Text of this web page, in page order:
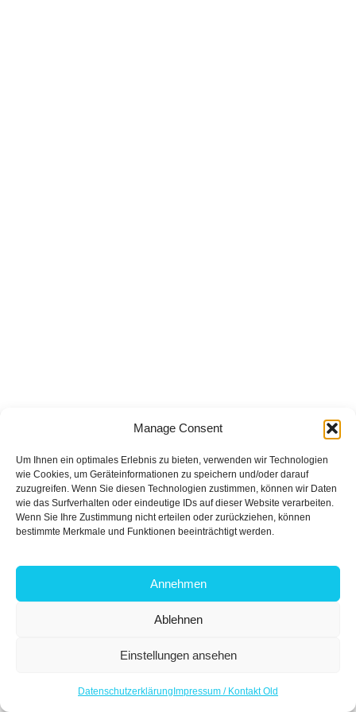
Manage Consent
Um Ihnen ein optimales Erlebnis zu bieten, verwenden wir Technologien
wie Cookies, um Geräteinformationen zu speichern und/oder darauf
zuzugreifen. Wenn Sie diesen Technologien zustimmen, können wir Daten
wie das Surfverhalten oder eindeutige IDs auf dieser Website verarbeiten.
Wenn Sie Ihre Zustimmung nicht erteilen oder zurückziehen, können
bestimmte Merkmale und Funktionen beeinträchtigt werden.
Annehmen
Ablehnen
Einstellungen ansehen
Datenschutzerklärung Impressum / Kontakt Old
Open